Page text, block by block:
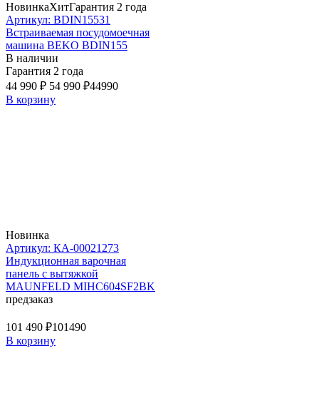
НовинкаХитГарантия 2 года
Артикул: BDIN15531
Встраиваемая посудомоечная
машина BEKO BDIN155
В наличии
Гарантия 2 года
44 990 ₽ 54 990 ₽44990
В корзину
Новинка
Артикул: КА-00021273
Индукционная варочная
панель с вытяжкой
MAUNFELD MIHC604SF2BK
предзаказ
101 490 ₽101490
В корзину